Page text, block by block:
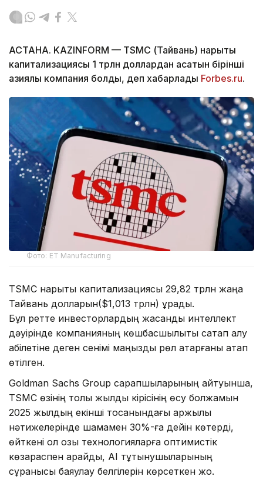
АСТАНА. KAZINFORM — TSMC (Тайвань) нарықтық
капитализациясы 1 трлн доллардан асатын бірінші
азиялық компания болды, деп хабарлады Forbes.ru.
Фото: ET Manufacturing
TSMC нарықтық капитализациясы 29,82 трлн жаңа
Тайвань долларын($1,013 трлн) құрады.
Бұл ретте инвесторлардың жасанды интеллект
дәуірінде компанияның көшбасшылықты сақтап қалу
қабілетіне деген сенімі маңызды рөл атқарғаны атап
өтілген.
Goldman Sachs Group сарапшыларының айтуынша,
TSMC өзінің толық жылдық кірісінің өсу болжамын
2025 жылдың екінші тоқсанындағы қаржылық
нәтижелерінде шамамен 30%-ға дейін көтерді,
өйткені ол озық технологияларға оптимистік
көзқараспен қарайды, AI тұтынушыларының
сұранысы баяулау белгілерін көрсеткен жоқ.